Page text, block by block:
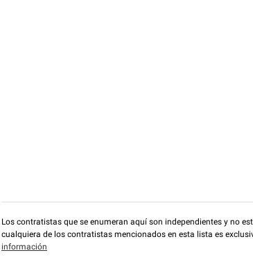
Los contratistas que se enumeran aquí son independientes y no
cualquiera de los contratistas mencionados en esta lista es
información